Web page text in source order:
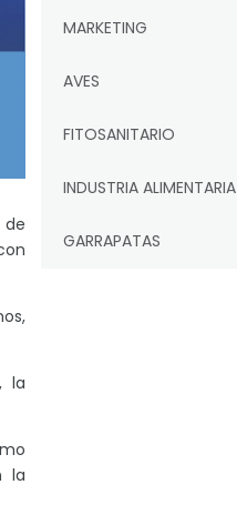
de
la
la
MARKETING
AVES
FITOSANITARIO
INDUSTRIA ALIMENTARIA
GARRAPATAS